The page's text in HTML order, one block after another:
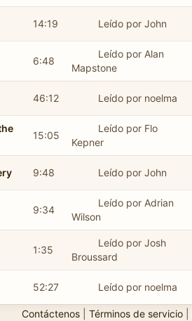
14:19 Leído por John
6:48
Leído por Alan
Mapstone
46:12 Leído por noelma
15:05
Leído por Flo
Kepner
9:48 Leído por John
9:34
Leído por Adrian
Wilson
1:35
Leído por Josh
Broussard
52:27 Leído por noelma
Contáctenos| Términos de servicio|